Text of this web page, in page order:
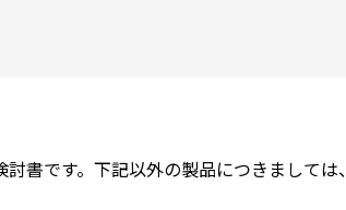
書です。下記以外の製品につきましては、